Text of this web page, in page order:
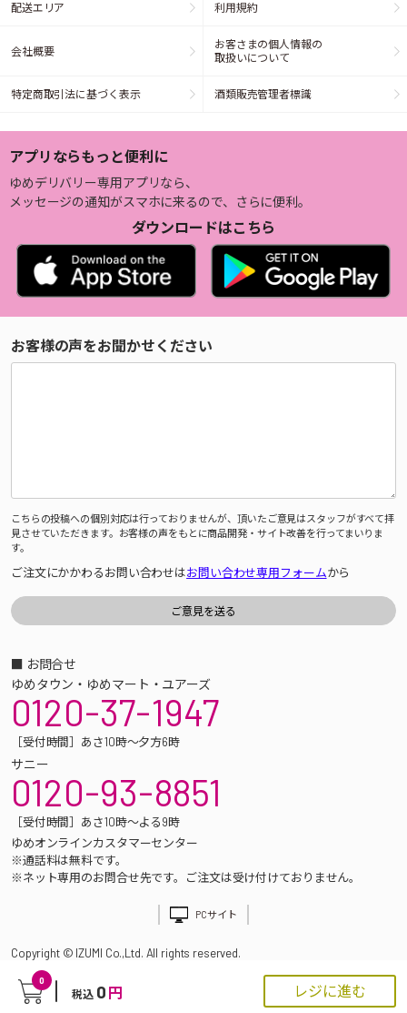
0
税込 0 円 レジに進む
配送エリア 利用規約
会社概要
お客さまの個人情報の
取扱いについて
特定商取引法に基づく表示 酒類販売管理者標識
アプリならもっと便利に
ゆめデリバリー専用アプリなら、
メッセージの通知がスマホに来るので、さらに便利。
ダウンロードはこちら
お客様の声をお聞かせください
こちらの投稿への個別対応は行っておりませんが、頂いたご意見はスタッフがすべて拝
見させていただきます。お客様の声をもとに商品開発・サイト改善を行ってまいりま
す。
ご注文にかかわるお問い合わせはお問い合わせ専用フォームから
■ お問合せ
ゆめタウン・ゆめマート・ユアーズ
0120-37-1947
［受付時間］あさ10時～夕方6時
サニー
0120-93-8851
［受付時間］あさ10時～よる9時
ゆめオンラインカスタマーセンター
※通話料は無料です。
※ネット専用のお問合せ先です。ご注文は受け付けておりません。
PCサイト
Copyright © IZUMI Co.,Ltd. All rights reserved.